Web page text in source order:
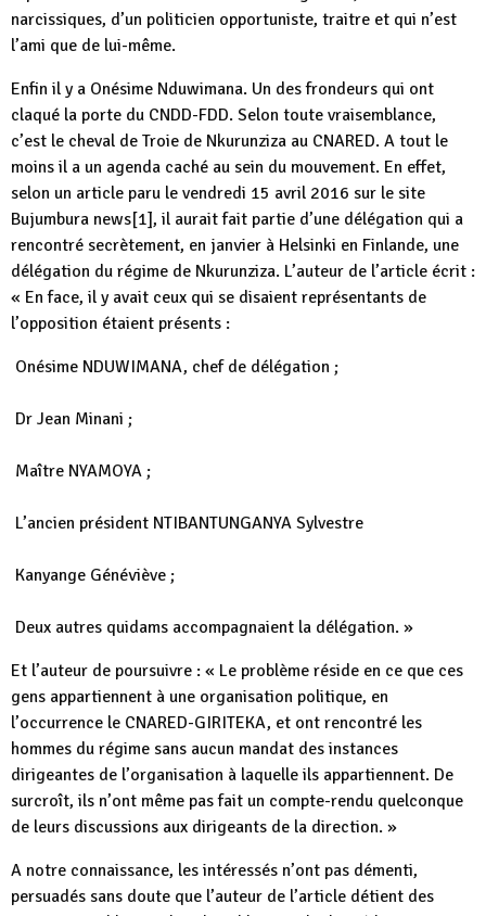
narcissiques, d’un politicien opportuniste, traitre et qui n’est
l’ami que de lui-même.
Enfin il y a Onésime Nduwimana. Un des frondeurs qui ont
claqué la porte du CNDD-FDD. Selon toute vraisemblance,
c’est le cheval de Troie de Nkurunziza au CNARED. A tout le
moins il a un agenda caché au sein du mouvement. En effet,
selon un article paru le vendredi 15 avril 2016 sur le site
Bujumbura news[1], il aurait fait partie d’une délégation qui a
rencontré secrètement, en janvier à Helsinki en Finlande, une
délégation du régime de Nkurunziza. L’auteur de l’article écrit :
« En face, il y avait ceux qui se disaient représentants de
l’opposition étaient présents :
Onésime NDUWIMANA, chef de délégation ;
Dr Jean Minani ;
Maître NYAMOYA ;
L’ancien président NTIBANTUNGANYA Sylvestre
Kanyange Généviève ;
Deux autres quidams accompagnaient la délégation. »
Et l’auteur de poursuivre : « Le problème réside en ce que ces
gens appartiennent à une organisation politique, en
l’occurrence le CNARED-GIRITEKA, et ont rencontré les
hommes du régime sans aucun mandat des instances
dirigeantes de l’organisation à laquelle ils appartiennent. De
surcroît, ils n’ont même pas fait un compte-rendu quelconque
de leurs discussions aux dirigeants de la direction. »
A notre connaissance, les intéressés n’ont pas démenti,
persuadés sans doute que l’auteur de l’article détient des